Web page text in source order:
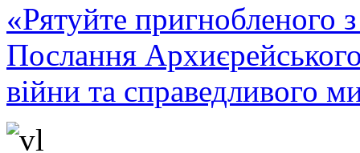
«Рятуйте пригнобленого
Послання
війни та справедливого